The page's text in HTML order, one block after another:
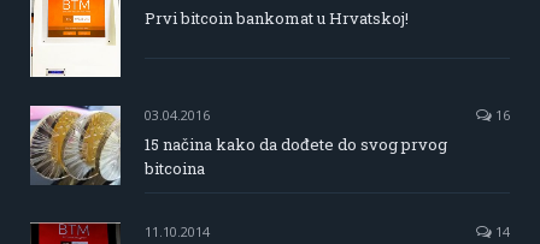
Prvi bitcoin bankomat u Hrvatskoj!
03.04.2016 16
15 načina kako da dođete do svog prvog
bitcoina
11.10.2014 14